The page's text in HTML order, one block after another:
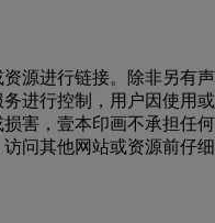
源进行链接。除非另有声
进行控制，用户因使用或
害，壹本印画不承担任何
问其他网站或资源前仔细